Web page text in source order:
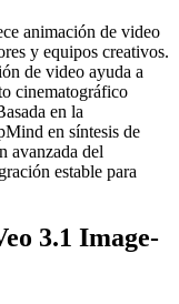
animación de video
y equipos creativos.
de video ayuda a
cinematográfico
en la
en síntesis de
avanzada del
estable para
3.1 Image-